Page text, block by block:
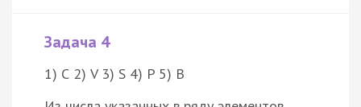
Задача 4
1) С 2) V 3) S 4) P 5) B